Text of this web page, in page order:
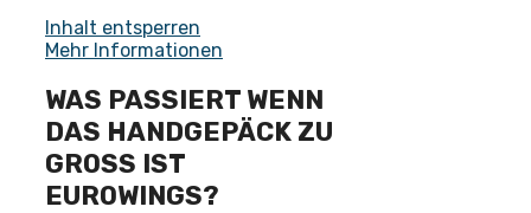
Inhalt entsperren
Mehr Informationen
WAS PASSIERT WENN
DAS HANDGEPÄCK ZU
GROSS IST E
UROWINGS?